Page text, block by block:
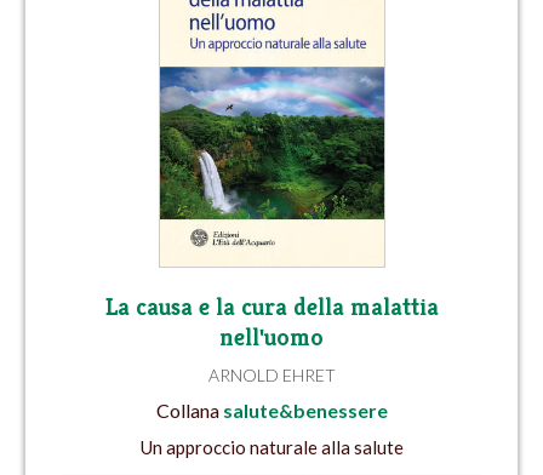
La causa e la cura della malattia
nell'uomo
ARNOLD EHRET
Collana salute&benessere
Un approccio naturale alla salute